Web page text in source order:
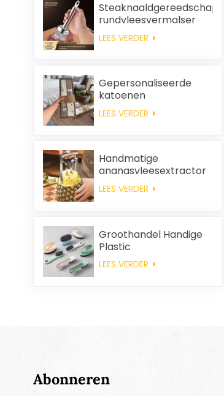
Steaknaaldgereedschap,
rundvleesvermalser
LEES VERDER
Gepersonaliseerde
katoenen
huwelijksbedankjes en
huishoudelijke
poetsdoeken als
cadeauset.
LEES VERDER
Handmatige
ananasvleesextractor
LEES VERDER
Groothandel Handige
Plastic
Reinigingsborstel
LEES VERDER
Abonneren